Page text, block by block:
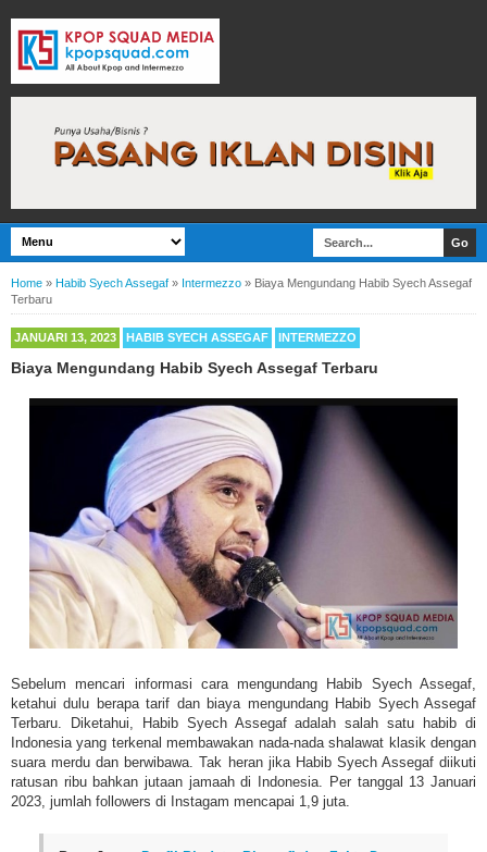
Home » Habib Syech Assegaf » Intermezzo » Biaya Mengundang Habib Syech Assegaf
Terbaru
JANUARI 13, 2023 HABIB SYECH ASSEGAF INTERMEZZO
Biaya Mengundang Habib Syech Assegaf Terbaru
Sebelum mencari informasi cara mengundang Habib Syech Assegaf,
ketahui dulu berapa tarif dan biaya mengundang Habib Syech Assegaf
Terbaru. Diketahui, Habib Syech Assegaf adalah salah satu habib di
Indonesia yang terkenal membawakan nada-nada shalawat klasik dengan
suara merdu dan berwibawa. Tak heran jika Habib Syech Assegaf diikuti
ratusan ribu bahkan jutaan jamaah di Indonesia. Per tanggal 13 Januari
2023, jumlah followers di Instagam mencapai 1,9 juta.